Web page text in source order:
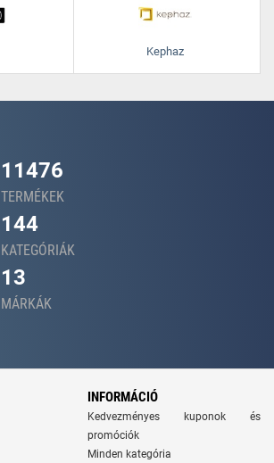
Kephaz
11476
TERMÉKEK
144
KATEGÓRIÁK
13
MÁRKÁK
INFORMÁCIÓ
Kedvezményes kuponok és
promóciók
Minden kategória